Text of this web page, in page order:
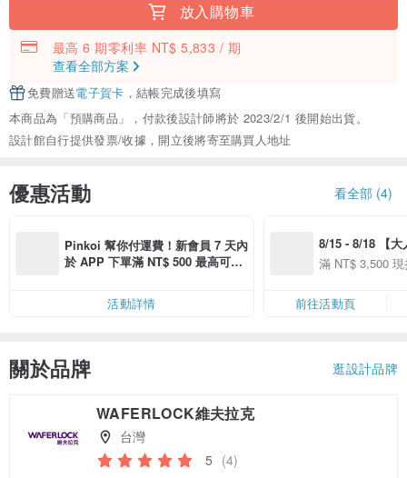
放入購物車
最高 6 期零利率 NT$ 5,833 / 期
查看全部方案
免費贈送電子賀卡 ，結帳完成後填寫
本商品為「預購商品」，付款後設計師將於 2023/2/1 後開始出貨。
設計館自行提供發票/收據，開立後將寄至購買人地址
優惠活動 看全部 (4)
Pinkoi 幫你付運費！新會員 7 天內
於 APP 下單滿 NT$ 500 最高可折
活動詳情
8/15 - 8/18 【大
季】滿
50
滿 NT$ 3,500
前往活動頁
關於品牌 逛設計品牌
WAFERLOCK維夫拉克
台灣
5 (4)